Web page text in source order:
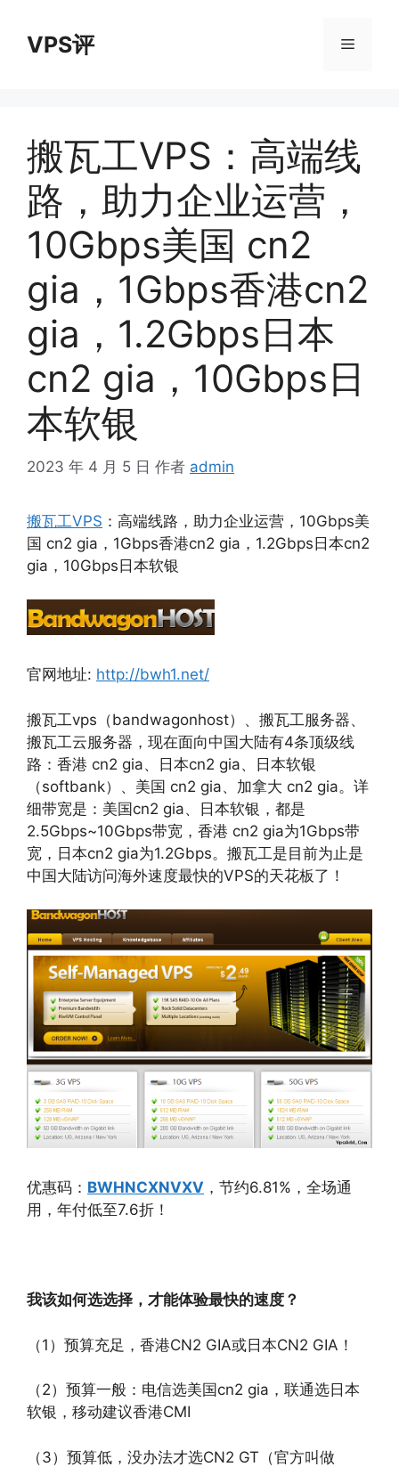
VPS评 菜
搬瓦工VPS：高端线
路，助力企业运营，
10Gbps美国 cn2
gia，1Gbps香港cn2
gia，1.2Gbps日本
cn2 gia，10Gbps日
本软银
2023 年 4 月 5 日 作者 admin
搬瓦工VPS ：高端线路，助力企业运营，10Gbps美
国 cn2 gia，1Gbps香港cn2 gia，1.2Gbps日本cn2
gia，10Gbps日本软银
官网地址: http://bwh1.net/
搬瓦工vps（bandwagonhost）、搬瓦工服务器、
搬瓦工云服务器，现在面向中国大陆有4条顶级线
路：香港 cn2 gia、日本cn2 gia、日本软银
（softbank）、美国 cn2 gia、加拿大 cn2 gia。详
细带宽是：美国cn2 gia、日本软银，都是
2.5Gbps~10Gbps带宽，香港 cn2 gia为1Gbps带
宽，日本cn2 gia为1.2Gbps。搬瓦工是目前为止是
中国大陆访问海外速度最快的VPS的天花板了！
优惠码： BWHNCXNVXV ，节约6.81%，全场通
用，年付低至7.6折！
我该如何选选择，才能体验最快的速度？
（1）预算充足，香港CN2 GIA或日本CN2 GIA！
（2）预算一般：电信选美国cn2 gia，联通选日本
软银，移动建议香港CMI
（3）预算低，没办法才选CN2 GT（官方叫做